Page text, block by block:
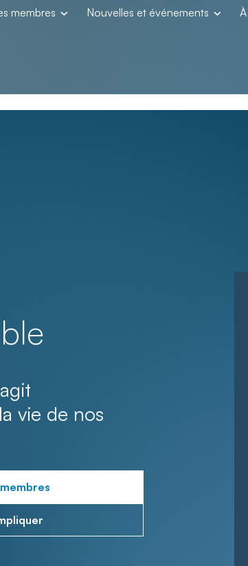
membres Nouvelles et événements
vie de nos